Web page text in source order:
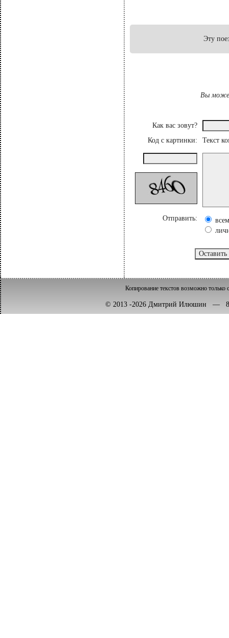
Эту
Вы
Как вас зовут?
Код с картинки:
Текст
Отправить:
всем
Копирование текстов возможно
© 2013 -2026 Дмитрий Илюшин —